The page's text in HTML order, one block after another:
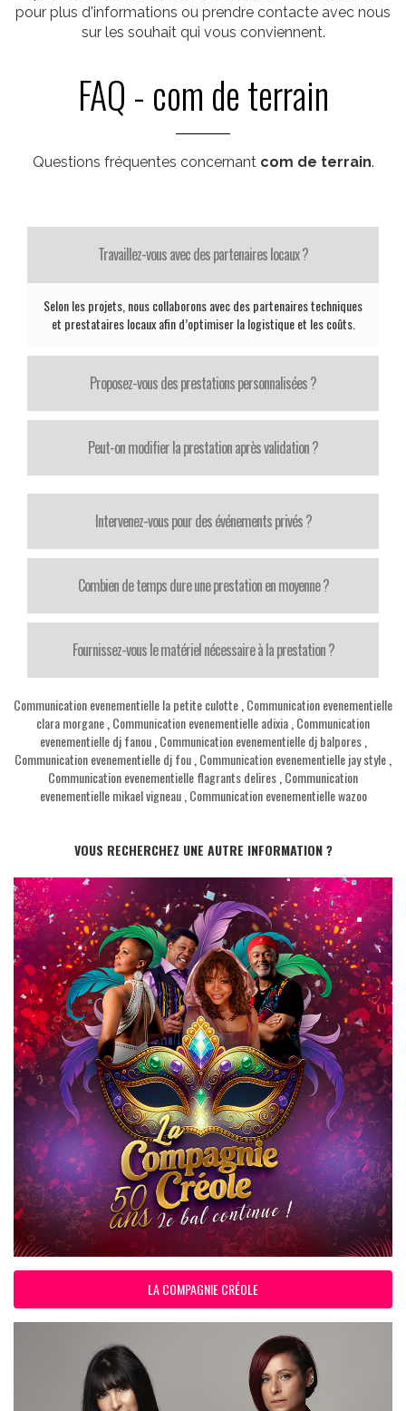
pour plus d'informations ou prendre contacte avec nous
sur les souhait qui vous conviennent.
FAQ - com de terrain
Questions fréquentes concernant com de terrain.
Travaillez-vous avec des partenaires locaux ?
Selon les projets, nous collaborons avec des partenaires techniques
et prestataires locaux afin d’optimiser la logistique et les coûts.
Proposez-vous des prestations personnalisées ?
Peut-on modifier la prestation après validation ?
Intervenez-vous pour des événements privés ?
Combien de temps dure une prestation en moyenne ?
Fournissez-vous le matériel nécessaire à la prestation ?
Communication evenementielle la petite culotte Communication evenementielle
clara morgane Communication evenementielle adixia Communication
evenementielle dj fanou, Communication evenementielle dj balpores,
Communication evenementielle dj fou Communication evenementielle jay style
Communication evenementielle flagrants delires Communication
evenementielle mikael vigneau, Communication evenementielle wazoo
VOUS RECHERCHEZ UNE AUTRE INFORMATION ?
LA COMPAGNIE CRÉOLE